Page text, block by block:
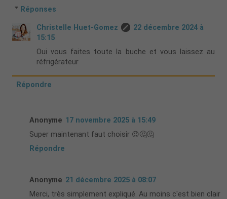
Réponses
Christelle Huet-Gomez
22 décembre 2024 à
15:15
Oui vous faites toute la buche et vous laissez au
réfrigérateur
Répondre
Anonyme 17 novembre 2025 à 15:49
Super maintenant faut choisir 😉🤔🤔
Répondre
Anonyme 21 décembre 2025 à 08:07
Merci, très simplement expliqué. Au moins c'est bien clair